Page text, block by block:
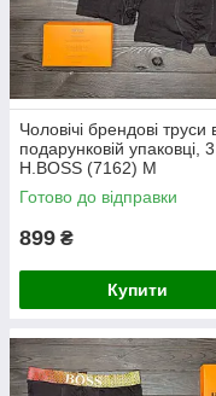
Чоловічі брендові труси
подарунковій упаковці,
Н.ВОSS (7162) М
Готово до відправки
899 ₴
Купити